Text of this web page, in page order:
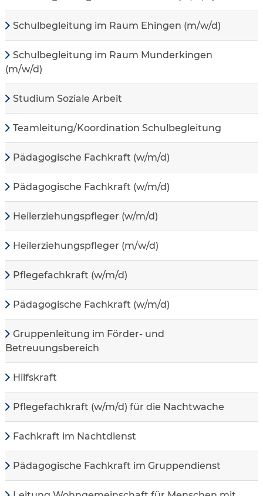
Schulbegleitung im Raum Ehingen (m/w/d)
Schulbegleitung im Raum Munderkingen
(m/w/d)
Studium Soziale Arbeit
Teamleitung/Koordination Schulbegleitung
Pädagogische Fachkraft (w/m/d)
Pädagogische Fachkraft (w/m/d)
Heilerziehungspfleger (w/m/d)
Heilerziehungspfleger (m/w/d)
Pflegefachkraft (w/m/d)
Pädagogische Fachkraft (w/m/d)
Gruppenleitung im Förder- und
Betreuungsbereich
Hilfskraft
Pflegefachkraft (w/m/d) für die Nachtwache
Fachkraft im Nachtdienst
Pädagogische Fachkraft im Gruppendienst